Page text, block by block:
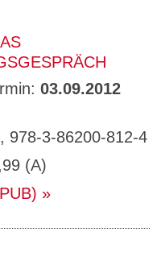
03.09.2012
978-3-86200-812-4
(A)